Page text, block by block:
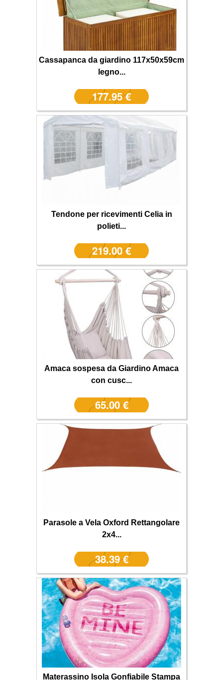
Cassapanca da giardino 117x50x59cm
legno...
177.95 €
Tendone per ricevimenti Celia in
polieti...
219.00 €
Amaca sospesa da Giardino Amaca
con cusc...
65.00 €
Parasole a Vela Oxford Rettangolare
2x4...
38.39 €
Materassino Isola Gonfiabile Stampa